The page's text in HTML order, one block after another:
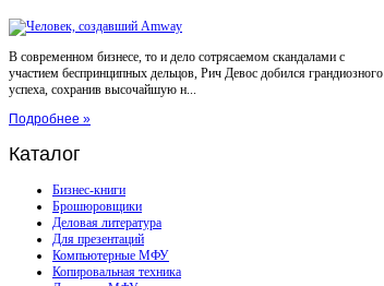
В современном бизнесе, то и дело сотрясаемом скандалами с
участием беспринципных дельцов, Рич Девос добился грандиозного
успеха, сохранив высочайшую н...
Подробнее »
Каталог
Бизнес-книги
Брошюровщики
Деловая литература
Для презентаций
Компьютерные МФУ
Копировальная техника